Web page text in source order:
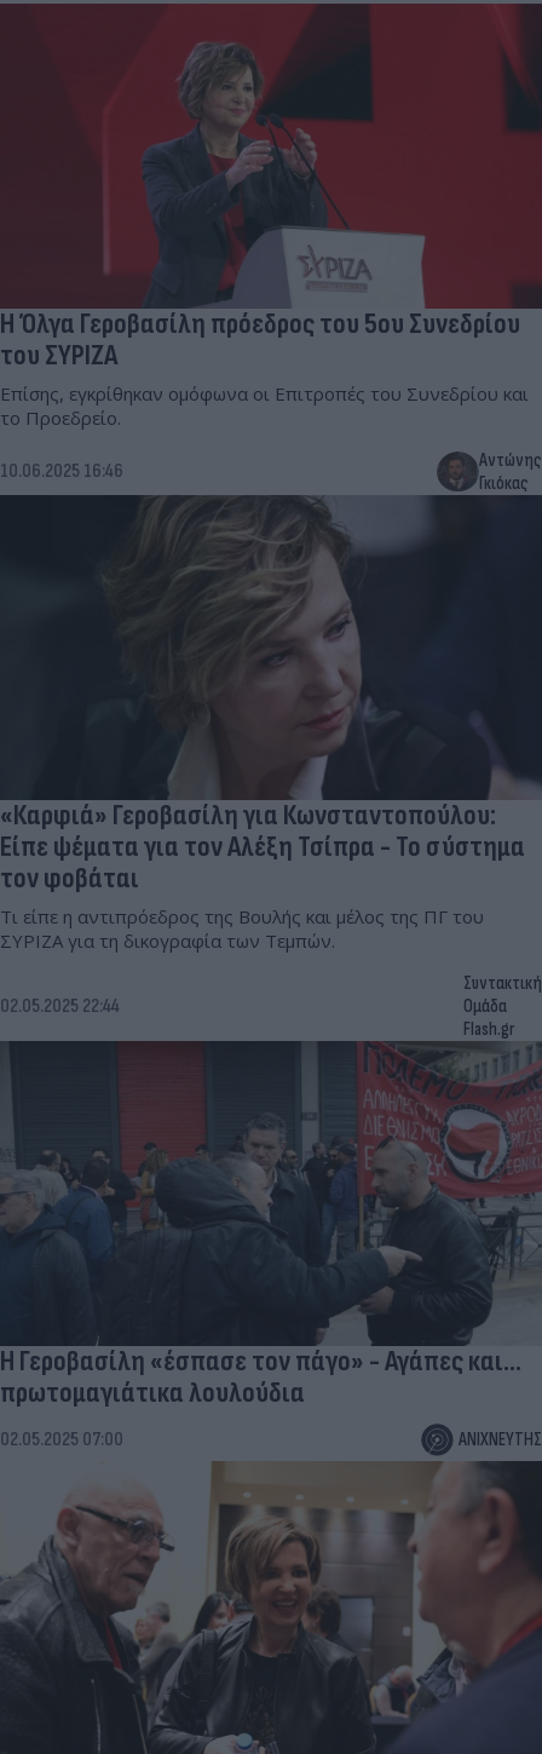
Η Όλγα Γεροβασίλη πρόεδρος του 5ου Συνεδρίου
του ΣΥΡΙΖΑ
Επίσης, εγκρίθηκαν ομόφωνα οι Επιτροπές του Συνεδρίου και
το Προεδρείο.
10.06.2025 16:46
Αντώνης
Γκιόκας
«Καρφιά» Γεροβασίλη για Κωνσταντοπούλου:
Είπε ψέματα για τον Αλέξη Τσίπρα - Το σύστημα
τον φοβάται
Τι είπε η αντιπρόεδρος της Βουλής και μέλος της ΠΓ του
ΣΥΡΙΖΑ για τη δικογραφία των Τεμπών.
02.05.2025 22:44
Συντακτική
Ομάδα
Flash.gr
Η Γεροβασίλη «έσπασε τον πάγο» - Αγάπες και...
πρωτομαγιάτικα λουλούδια
02.05.2025 07:00 ΑΝΙΧΝΕΥΤΗΣ